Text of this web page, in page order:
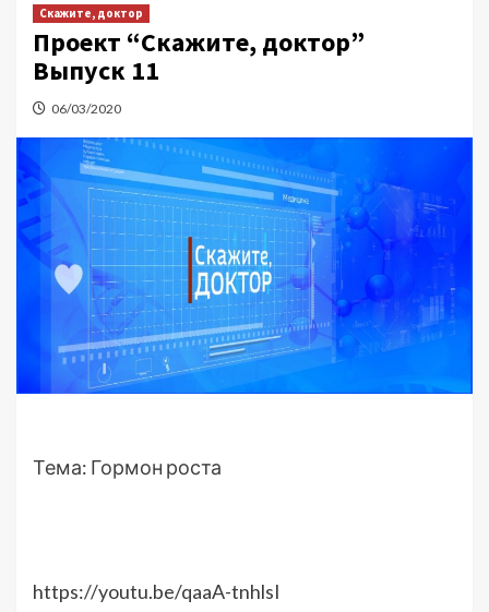
Скажите, доктор
Проект “Скажите, доктор”
Выпуск 11
06/03/2020
Тема: Гормон роста
https://youtu.be/qaaA-tnhlsI